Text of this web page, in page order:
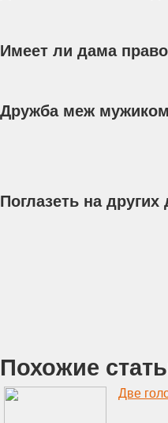
Имеет ли дама
Дружба меж
Поглазеть на других
Похожие
Две